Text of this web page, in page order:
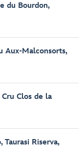
du Bourdon,
Aux-Malconsorts,
Clos de la
Taurasi Riserva,